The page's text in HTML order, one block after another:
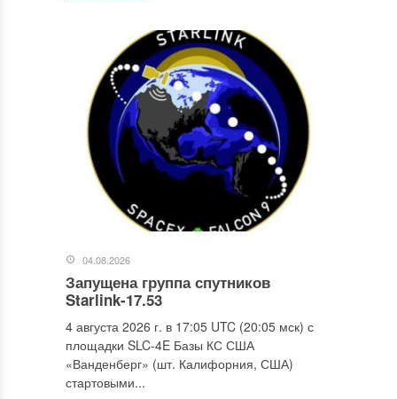
04.08.2026
Запущена группа спутников
Starlink-17.53
4 августа 2026 г. в 17:05 UTC (20:05 мск) с
площадки SLC-4E Базы КС США
«Ванденберг» (шт. Калифорния, США)
стартовыми...